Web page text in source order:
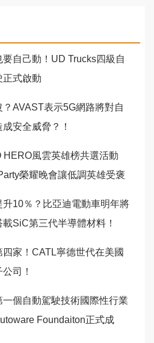
要自己動！UD Trucks四級自
正式啟動
？AVAST表示5G網路將對自
成安全威脅？！
HERO風雲英雄榜共選活動
榮耀晚會讓低調英雄受褒
升10％？比亞迪電動車明年將
載SiC第三代半導體材料！
四家！CATL寧德世代在美國
司！
一個自動駕駛技術國際性行業
Foundaiton正式成